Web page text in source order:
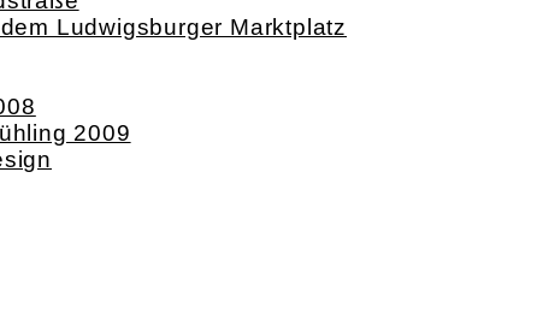
Ludwigsburger Marktplatz
2009